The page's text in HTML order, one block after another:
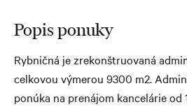
Popis ponuky
Rybničná je zrekonštruovaná
celkovou výmerou 9300 m2.
ponúka na prenájom kancelárie od